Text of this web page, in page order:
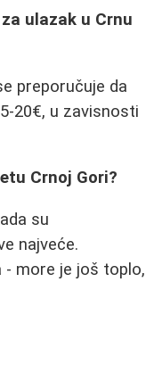
ulazak u Crnu
preporučuje da
20€, u zavisnosti
Crnoj Gori?
su
najveće.
- more je još toplo,